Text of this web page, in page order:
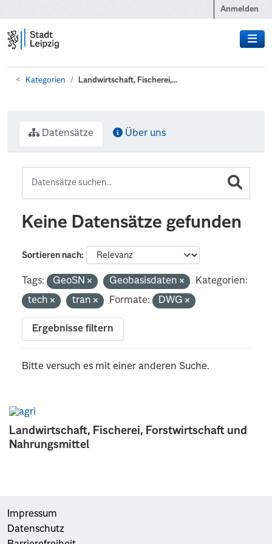
Anmelden
Kategorien Landwirtschaft, Fischerei,...
Landwirtschaft, Fischerei, Forstwirtschaft und
Nahrungsmittel
Datensätze Über uns
Keine Datensätze gefunden
Sortieren nach
Tags: GeoSN Geobasisdaten
Kategorien:
tech
tran Formate: DWG
Ergebnisse filtern
Bitte versuch es mit einer anderen Suche.
Impressum
Datenschutz